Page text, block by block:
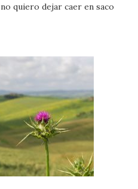
quiero dejar caer en saco